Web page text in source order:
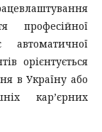
професійної
орієнтується
в Україну або
кар’єрних